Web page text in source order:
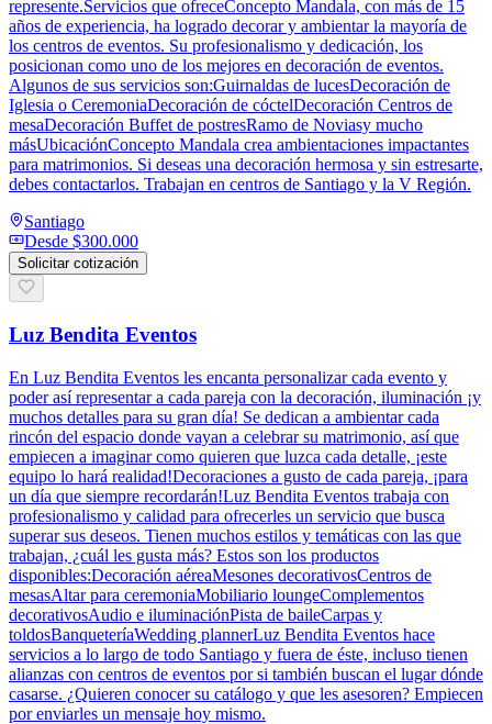
represente.Servicios que ofreceConcepto Mandala, con más de 15
años de experiencia, ha logrado decorar y ambientar la mayoría de
los centros de eventos. Su profesionalismo y dedicación, los
posicionan como uno de los mejores en decoración de eventos.
Algunos de sus servicios son:Guirnaldas de lucesDecoración de
Iglesia o CeremoniaDecoración de cóctelDecoración Centros de
mesaDecoración Buffet de postresRamo de Noviasy mucho
másUbicaciónConcepto Mandala crea ambientaciones impactantes
para matrimonios. Si deseas una decoración hermosa y sin estresarte,
debes contactarlos. Trabajan en centros de Santiago y la V Región.
Santiago
Desde $300.000
Solicitar cotización
Luz Bendita Eventos
En Luz Bendita Eventos les encanta personalizar cada evento y
poder así representar a cada pareja con la decoración, iluminación ¡y
muchos detalles para su gran día! Se dedican a ambientar cada
rincón del espacio donde vayan a celebrar su matrimonio, así que
empiecen a imaginar como quieren que luzca cada detalle, ¡este
equipo lo hará realidad!Decoraciones a gusto de cada pareja, ¡para
un día que siempre recordarán!Luz Bendita Eventos trabaja con
profesionalismo y calidad para ofrecerles un servicio que busca
superar sus deseos. Tienen muchos estilos y temáticas con las que
trabajan, ¿cuál les gusta más? Estos son los productos
disponibles:Decoración aéreaMesones decorativosCentros de
mesasAltar para ceremoniaMobiliario loungeComplementos
decorativosAudio e iluminaciónPista de baileCarpas y
toldosBanqueteríaWedding plannerLuz Bendita Eventos hace
servicios a lo largo de todo Santiago y fuera de éste, incluso tienen
alianzas con centros de eventos por si también buscan el lugar dónde
casarse. ¿Quieren conocer su catálogo y que les asesoren? Empiecen
por enviarles un mensaje hoy mismo.